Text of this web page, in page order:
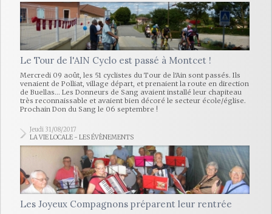
Le Tour de l'AIN Cyclo est passé à Montcet !
Mercredi 09 août, les 51 cyclistes du Tour de l'Ain sont passés. Ils
venaient de Polliat, village départ, et prenaient la route en direction
de Buellas... Les Donneurs de Sang avaient installé leur chapiteau
très reconnaissable et avaient bien décoré le secteur école/église.
Prochain Don du Sang le 06 septembre !
Jeudi 31/08/2017
LA VIE LOCALE - LES ÉVÈNEMENTS
Les Joyeux Compagnons préparent leur rentrée